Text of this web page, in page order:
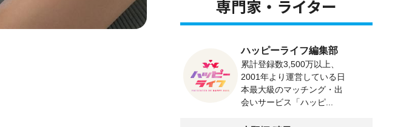
専門家・ライター
ハッピーライフ編集部
累計登録数3,500万以上、
2001年より運営している日
本最大級のマッチング・出
会いサービス「ハッピ...